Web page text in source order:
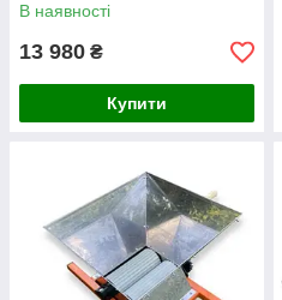
В наявності
13 980 ₴
Купити